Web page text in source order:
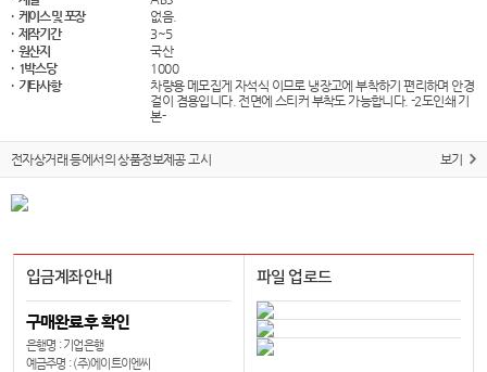
· 케이스 및 포장
없음.
· 제작기간
3~5
· 원산지
국산
· 1박스당
1000
· 기타사항
차량용 메모집게 자석식 이므로 냉장고에 부착하기 편리하며 안경
걸이 겸용입니다. 전면에 스티커 부착도 가능합니다. -2도인쇄 기
본-
전자상거래 등에서의 상품정보제공 고시 보기
입금계좌안내
구매완료후 확인
은행명 : 기업은행
예금주명 : (주)에이트이엔씨
파일 업로드